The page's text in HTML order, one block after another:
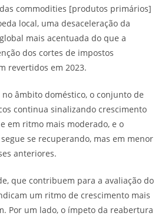
commodities [produtos primários]
local, uma desaceleração da
mais acentuada do que a
dos cortes de impostos
revertidos em 2023.
no âmbito doméstico, o conjunto de
continua sinalizando crescimento
em ritmo mais moderado, e o
se recuperando, mas em menor
anteriores.
que contribuem para a avaliação do
um ritmo de crescimento mais
Por um lado, o ímpeto da reabertura